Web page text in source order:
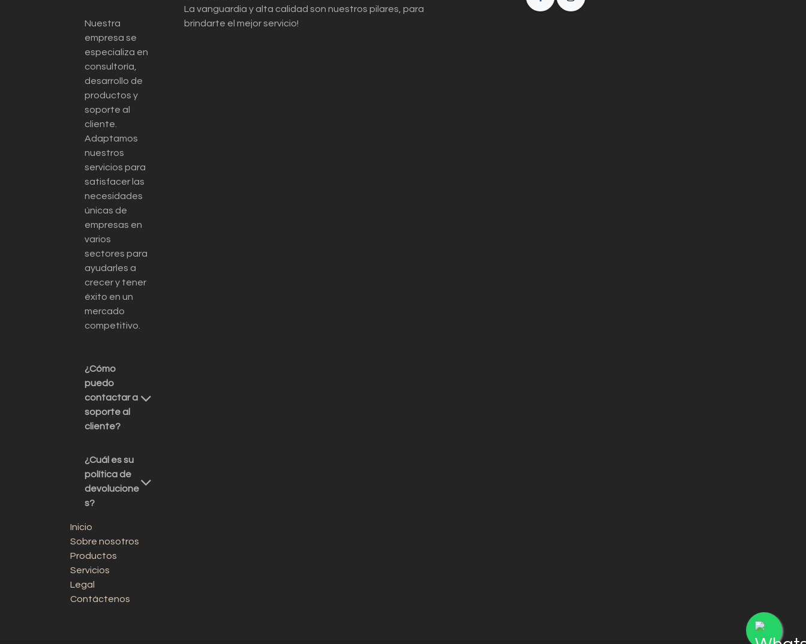
Nuestra
empresa se
especializa en
consultoría,
desarrollo de
productos y
soporte al
cliente.
Adaptamos
nuestros
servicios para
satisfacer las
necesidades
únicas de
empresas en
varios
sectores para
ayudarles a
crecer y tener
éxito en un
mercado
competitivo.
¿Cómo
puedo
contactar a
soporte al
cliente?
¿Cuál es su
política de
devolucione
s?
Inicio
Sobre nosotros
Productos
Servicios
Legal
Contáctenos
La vanguardia y alta calidad son nuestros pilares, para
brindarte el mejor servicio!